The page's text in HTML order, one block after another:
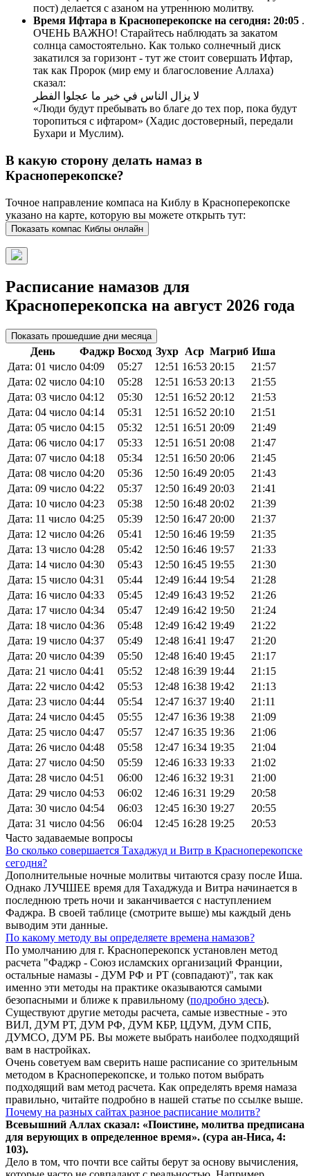
пост) делается с азаном на утреннюю молитву.
Время Ифтара в Красноперекопске на сегодня: 20:05 .
ОЧЕНЬ ВАЖНО! Старайтесь наблюдать за закатом
солнца самостоятельно. Как только солнечный диск
закатился за горизонт - тут же стоит совершать Ифтар,
так как Пророк (мир ему и благословение Аллаха)
сказал:
لا يزال الناس في خير ما عجلوا الفطر
«Люди будут пребывать во благе до тех пор, пока будут
торопиться с ифтаром» (Хадис достоверный, передали
Бухари и Муслим).
В какую сторону делать намаз в
Красноперекопске?
Точное направление компаса на Киблу в Красноперекопске
указано на карте, которую вы можете открыть тут:
Показать компас Киблы онлайн
Расписание намазов для
Красноперекопска на август 2026 года
Показать прошедшие дни месяца
День Фаджр Восход Зухр Аср Магриб Иша
Дата: 01 число 04:09 05:27 12:51 16:53 20:15
21:57
Дата: 02 число 04:10 05:28 12:51 16:53 20:13
21:55
Дата: 03 число 04:12 05:30 12:51 16:52 20:12
21:53
Дата: 04 число 04:14 05:31 12:51 16:52 20:10
21:51
Дата: 05 число 04:15 05:32 12:51 16:51 20:09
21:49
Дата: 06 число 04:17 05:33 12:51 16:51 20:08
21:47
Дата: 07 число 04:18 05:34 12:51 16:50 20:06
21:45
Дата: 08 число 04:20 05:36 12:50 16:49 20:05
21:43
Дата: 09 число 04:22 05:37 12:50 16:49 20:03
21:41
Дата: 10 число 04:23 05:38 12:50 16:48 20:02
21:39
Дата: 11 число 04:25 05:39 12:50 16:47 20:00
21:37
Дата: 12 число 04:26 05:41 12:50 16:46 19:59
21:35
Дата: 13 число 04:28 05:42 12:50 16:46 19:57
21:33
Дата: 14 число 04:30 05:43 12:50 16:45 19:55
21:30
Дата: 15 число 04:31 05:44 12:49 16:44 19:54
21:28
Дата: 16 число 04:33 05:45 12:49 16:43 19:52
21:26
Дата: 17 число 04:34 05:47 12:49 16:42 19:50
21:24
Дата: 18 число 04:36 05:48 12:49 16:42 19:49
21:22
Дата: 19 число 04:37 05:49 12:48 16:41 19:47
21:20
Дата: 20 число 04:39 05:50 12:48 16:40 19:45
21:17
Дата: 21 число 04:41 05:52 12:48 16:39 19:44
21:15
Дата: 22 число 04:42 05:53 12:48 16:38 19:42
21:13
Дата: 23 число 04:44 05:54 12:47 16:37 19:40
21:11
Дата: 24 число 04:45 05:55 12:47 16:36 19:38
21:09
Дата: 25 число 04:47 05:57 12:47 16:35 19:36
21:06
Дата: 26 число 04:48 05:58 12:47 16:34 19:35
21:04
Дата: 27 число 04:50 05:59 12:46 16:33 19:33
21:02
Дата: 28 число 04:51 06:00 12:46 16:32 19:31
21:00
Дата: 29 число 04:53 06:02 12:46 16:31 19:29
20:58
Дата: 30 число 04:54 06:03 12:45 16:30 19:27
20:55
Дата: 31 число 04:56 06:04 12:45 16:28 19:25
20:53
Часто задаваемые вопросы
Во сколько совершается Тахаджуд и Витр в Красноперекопске
сегодня?
Дополнительные ночные молитвы читаются сразу после Иша.
Однако ЛУЧШЕЕ время для Тахаджуда и Витра начинается в
последнюю треть ночи и заканчивается с наступлением
Фаджра. В своей таблице (смотрите выше) мы каждый день
выводим эти данные.
По какому методу вы определяете времена намазов?
По умолчанию для г. Красноперекопск установлен метод
расчета "Фаджр - Союз исламских организаций Франции,
остальные намазы - ДУМ РФ и РТ (совпадают)", так как
именно эти методы на практике оказываются самыми
безопасными и ближе к правильному (подробно здесь).
Существуют другие методы расчета, самые известные - это
ВИЛ, ДУМ РТ, ДУМ РФ, ДУМ КБР, ЦДУМ, ДУМ СПБ,
ДУМСО, ДУМ РБ. Вы можете выбрать наиболее подходящий
вам в настройках.
Очень советуем вам сверить наше расписание со зрительным
методом в Красноперекопске, и только потом выбрать
подходящий вам метод расчета. Как определять время намаза
правильно, читайте подробно в нашей статье по ссылке выше.
Почему на разных сайтах разное расписание молитв?
Всевышний Аллах сказал: «Поистине, молитва предписана
для верующих в определенное время». (сура ан-Ниса, 4:
103).
Дело в том, что почти все сайты берут за основу вычисления,